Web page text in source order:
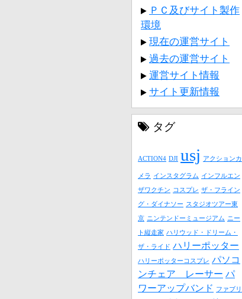
ＰＣ及びサイト製作
環境
現在の運営サイト
過去の運営サイト
運営サイト情報
サイト更新情報
タグ
ACTION4 DJI usj アクションカ
メラ インスタグラム インフルエン
ザワクチン コスプレ ザ・フライン
グ・ダイナソー スタジオツアー東
京 ニンテンドーミュージアム ニー
ト縦走家 ハリウッド・ドリーム・
ザ・ライド ハリーポッター
ハリーポッターコスプレ パソコ
ンチェア レーサー パ
ワーアップバンド
ファブリ